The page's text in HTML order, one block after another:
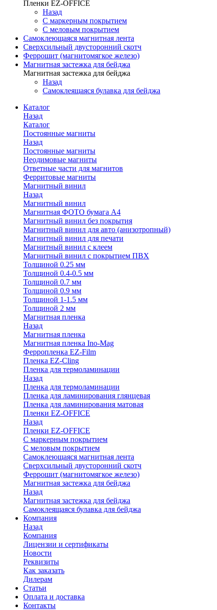
Пленки EZ-OFFICE
Назад
С маркерным покрытием
С меловым покрытием
Самоклеющаяся магнитная лента
Сверхсильный двусторонний скотч
Феррошит (магнитомягкое железо)
Магнитная застежка для бейджа
Магнитная застежка для бейджа
Назад
Самоклеящаяся булавка для бейджа
Каталог
Назад
Каталог
Постоянные магниты
Назад
Постоянные магниты
Неодимовые магниты
Ответные части для магнитов
Ферритовые магниты
Магнитный винил
Назад
Магнитный винил
Магнитная ФОТО бумага А4
Магнитный винил без покрытия
Магнитный винил для авто (анизотропный)
Магнитный винил для печати
Магнитный винил с клеем
Магнитный винил с покрытием ПВХ
Толщиной 0.25 мм
Толщиной 0.4-0.5 мм
Толщиной 0.7 мм
Толщиной 0.9 мм
Толщиной 1-1.5 мм
Толщиной 2 мм
Магнитная пленка
Назад
Магнитная пленка
Магнитная пленка Ino-Mag
Ферропленка EZ-Film
Пленка EZ-Cling
Пленка для термоламинации
Назад
Пленка для термоламинации
Пленка для ламинирования глянцевая
Пленка для ламинирования матовая
Пленки EZ-OFFICE
Назад
Пленки EZ-OFFICE
С маркерным покрытием
С меловым покрытием
Самоклеющаяся магнитная лента
Сверхсильный двусторонний скотч
Феррошит (магнитомягкое железо)
Магнитная застежка для бейджа
Назад
Магнитная застежка для бейджа
Самоклеящаяся булавка для бейджа
Компания
Назад
Компания
Лицензии и сертификаты
Новости
Реквизиты
Как заказать
Дилерам
Статьи
Оплата и доставка
Контакты